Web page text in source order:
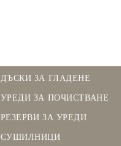
ДЪСКИ ЗА ГЛАДЕНЕ
УРЕДИ ЗА ПОЧИСТВАНЕ
РЕЗЕРВИ ЗА УРЕДИ
СУШИЛНИЦИ